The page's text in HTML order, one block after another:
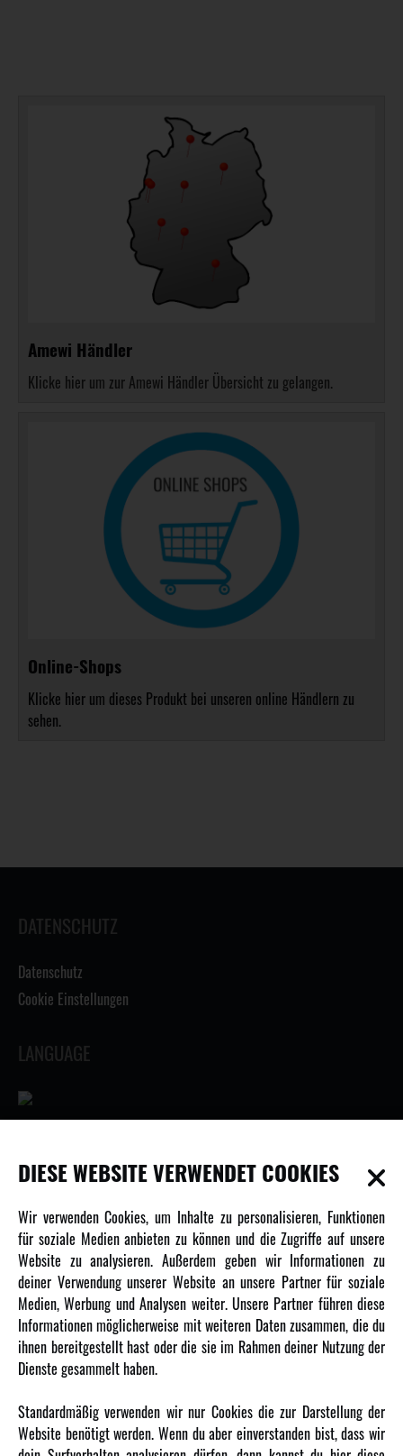
Amewi Händler
Klicke hier um zur Amewi Händler Übersicht zu gelangen.
Online-Shops
Klicke hier um dieses Produkt bei unseren online Händlern zu
sehen.
DATENSCHUTZ
Datenschutz
Cookie Einstellungen
LANGUAGE
INFORMATIONEN
Newsletter
Über uns
Karriere
Amewi Kataloge
MEHR VON AMEWI
Amewi Construction - Nutzfahrzeuge
DIESE WEBSITE VERWENDET COOKIES
Wir verwenden Cookies, um Inhalte zu personalisieren, Funktionen
für soziale Medien anbieten zu können und die Zugriffe auf unsere
Website zu analysieren. Außerdem geben wir Informationen zu
deiner Verwendung unserer Website an unsere Partner für soziale
Medien, Werbung und Analysen weiter. Unsere Partner führen diese
Informationen möglicherweise mit weiteren Daten zusammen, die du
ihnen bereitgestellt hast oder die sie im Rahmen deiner Nutzung der
Dienste gesammelt haben.
Standardmäßig verwenden wir nur Cookies die zur Darstellung der
Website benötigt werden. Wenn du aber einverstanden bist, dass wir